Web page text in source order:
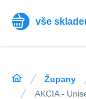
vše
Župany
AKCIA -